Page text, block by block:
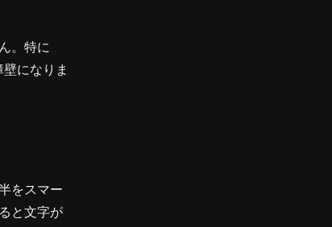
。特に
になりま
をスマー
と文字が